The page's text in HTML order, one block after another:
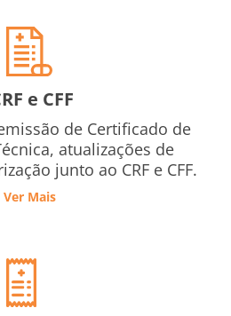
e CFF
de Certificado de
atualizações de
junto ao CRF e CFF.
Ver Mais